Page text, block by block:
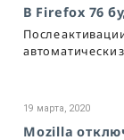
В Firefox 76
После
автоматически
19 марта, 2020
Mozilla